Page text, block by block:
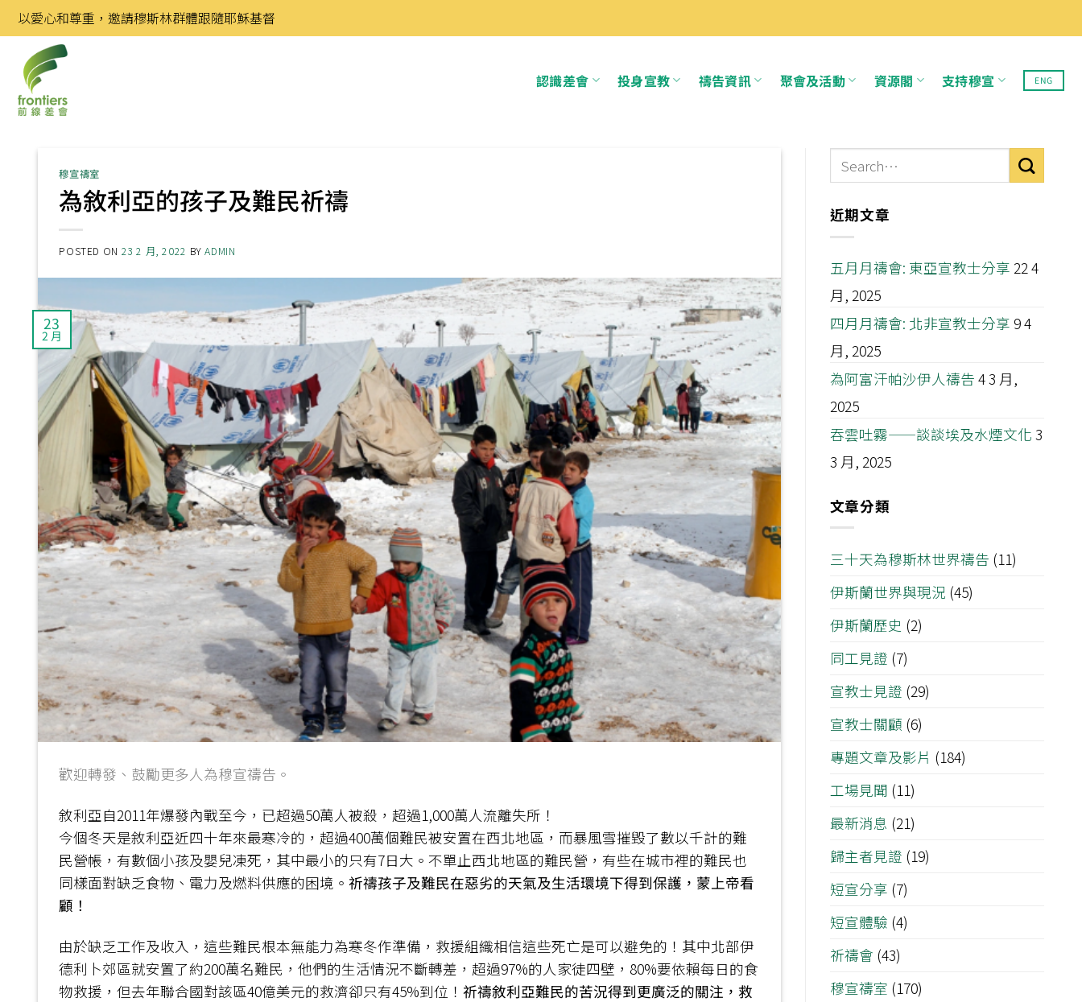
Skip
to
content
以愛心和尊重，邀請穆斯林群體跟隨耶穌基督
認識差會 投身宣教 禱告資訊 聚會及活動 資源閣 支持穆宣 ENG
穆宣禱室
為敘利亞的孩子及難民祈禱
POSTED ON 23 2 月, 2022 BYADMIN
23
2 月
歡迎轉發、鼓勵更多人為穆宣禱告。
敘利亞自2011年爆發內戰至今，已超過50萬人被殺，超過1,000萬人流離失所！
今個冬天是敘利亞近四十年來最寒冷的，超過400萬個難民被安置在西北地區，而暴風雪摧毀了數以千計的難
民營帳，有數個小孩及嬰兒凍死，其中最小的只有7日大。不單止西北地區的難民營，有些在城市裡的難民也
同樣面對缺乏食物、電力及燃料供應的困境。祈禱孩子及難民在惡劣的天氣及生活環境下得到保護，蒙上帝看
顧！
由於缺乏工作及收入，這些難民根本無能力為寒冬作準備，救援組織相信這些死亡是可以避免的！其中北部伊
德利卜郊區就安置了約200萬名難民，他們的生活情況不斷轉差，超過97%的人家徒四壁，80%要依賴每日的食
物救援，但去年聯合國對該區40億美元的救濟卻只有45%到位！祈禱敘利亞難民的苦況得到更廣泛的關注，救
近期文章
五月月禱會: 東亞宣教士分享 22 4
月, 2025
四月月禱會: 北非宣教士分享 9 4
月, 2025
為阿富汗帕沙伊人禱告 4 3 月,
2025
吞雲吐霧——談談埃及水煙文化 3
3 月, 2025
文章分類
三十天為穆斯林世界禱告 (11)
伊斯蘭世界與現況 (45)
伊斯蘭歷史 (2)
同工見證 (7)
宣教士見證 (29)
宣教士關顧 (6)
專題文章及影片 (184)
工場見聞 (11)
最新消息 (21)
歸主者見證 (19)
短宣分享 (7)
短宣體驗 (4)
祈禱會 (43)
穆宣禱室 (170)